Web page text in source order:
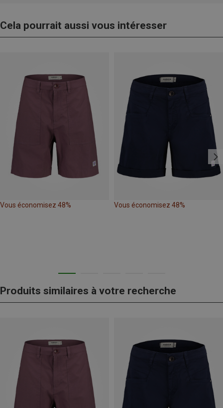
Cela pourrait aussi vous intéresser
Vous économisez 48% Vous économisez 48%
Produits similaires à votre recherche